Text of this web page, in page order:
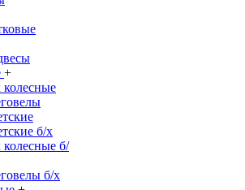
+
колесные
б/х
колесные б/
б/х